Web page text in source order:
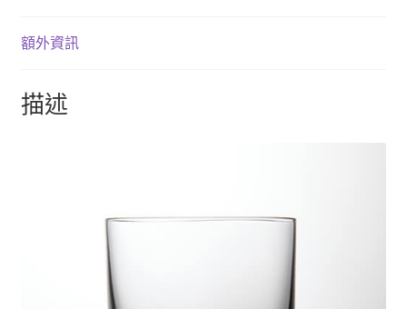
額外資訊
描述